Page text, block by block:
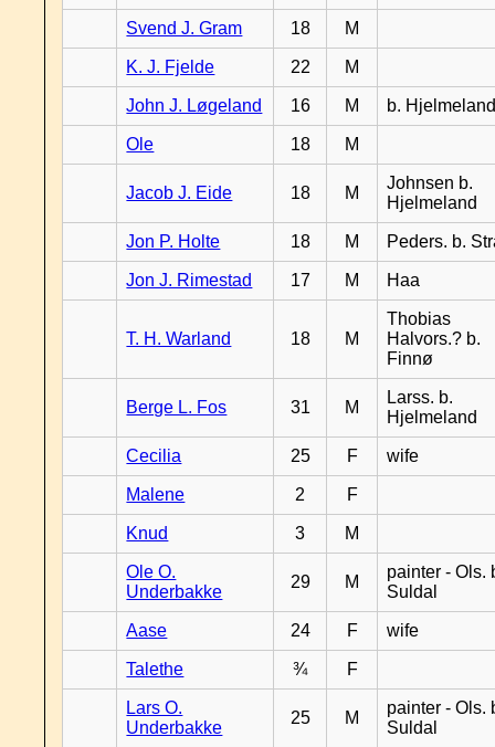
Svend J. Gram 18 M
K. J. Fjelde 22 M
John J. Løgeland 16 M b.
Ole 18 M
Jacob J. Eide 18 M
Johnsen b.
Hjelmeland
Jon P. Holte 18 M Peders. b.
Jon J. Rimestad 17 M Haa
T. H. Warland 18 M
Thobias
Halvors.? b.
Finnø
Berge L. Fos 31 M
Larss. b.
Hjelmeland
Cecilia 25 F wife
Malene 2 F
Knud 3 M
Ole O.
Underbakke
29 M
painter - Ols.
Suldal
Aase 24 F wife
Talethe ¾ F
Lars O.
Underbakke
25 M
painter - Ols.
Suldal